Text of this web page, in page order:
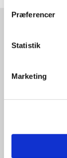
Præferencer
Statistik
Marketing